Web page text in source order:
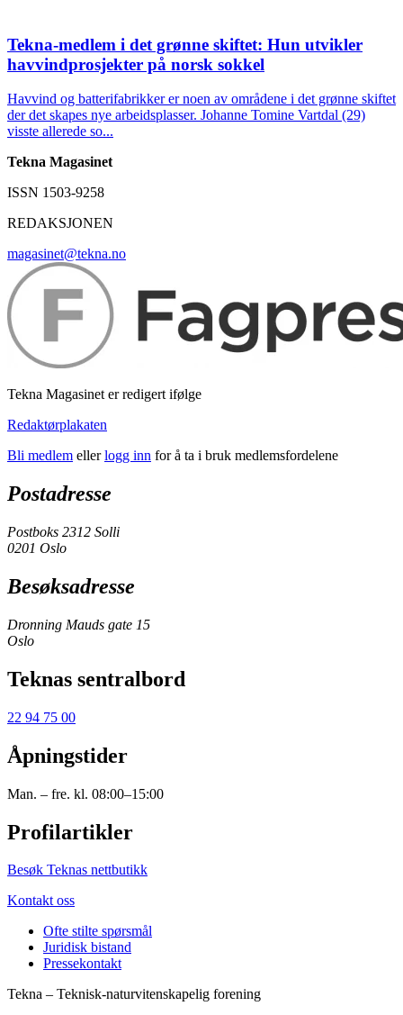
Tekna-medlem i det grønne skiftet: Hun utvikler
havvindprosjekter på norsk sokkel
Havvind og batterifabrikker er noen av områdene i det grønne skiftet
der det skapes nye arbeidsplasser. Johanne Tomine Vartdal (29)
visste allerede so...
Tekna Magasinet
ISSN 1503-9258
REDAKSJONEN
magasinet@tekna.no
Tekna Magasinet er redigert ifølge
Redaktørplakaten
Bli medlem ellerlogg inn for å ta i bruk medlemsfordelene
Postadresse
Postboks 2312 Solli
0201 Oslo
Besøksadresse
Dronning Mauds gate 15
Oslo
Teknas sentralbord
22 94 75 00
Åpningstider
Man. – fre. kl. 08:00–15:00
Profilartikler
Besøk Teknas nettbutikk
Kontakt oss
Ofte stilte spørsmål
Juridisk bistand
Pressekontakt
Tekna – Teknisk-naturvitenskapelig forening